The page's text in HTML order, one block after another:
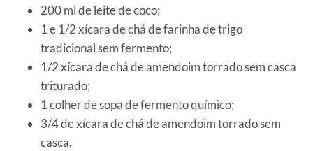
200 ml de leite de coco;
1 e 1/2 xícara de chá de farinha de trigo
tradicional sem fermento;
1/2 xícara de chá de amendoim torrado sem casca
triturado;
1 colher de sopa de fermento químico;
3/4 de xícara de chá de amendoim torrado sem
casca.